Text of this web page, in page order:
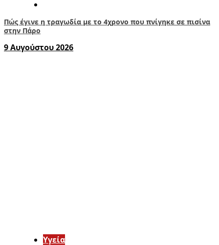
Πώς έγινε η τραγωδία με το 4χρονο που πνίγηκε σε πισίνα
στην Πάρο
9 Αυγούστου 2026
Υγεία